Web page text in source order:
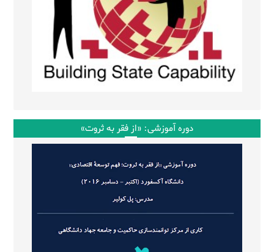
دوره آموزشی: «از فقر به ثروت»